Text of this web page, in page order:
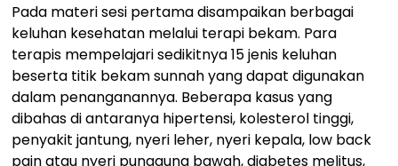
Pada materi sesi pertama disampaikan berbagai
keluhan kesehatan melalui terapi bekam. Para
terapis mempelajari sedikitnya 15 jenis keluhan
beserta titik bekam sunnah yang dapat digunakan
dalam penanganannya. Beberapa kasus yang
dibahas di antaranya hipertensi, kolesterol tinggi,
penyakit jantung, nyeri leher, nyeri kepala, low back
pain atau nyeri punggung bawah, diabetes melitus,